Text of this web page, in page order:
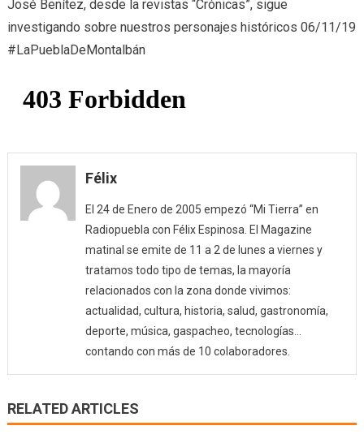
José Benítez, desde la revistas “Crónicas”, sigue
investigando sobre nuestros personajes históricos 06/11/19
#LaPueblaDeMontalbán
Félix
El 24 de Enero de 2005 empezó “Mi Tierra” en
Radiopuebla con Félix Espinosa. El Magazine
matinal se emite de 11 a 2 de lunes a viernes y
tratamos todo tipo de temas, la mayoría
relacionados con la zona donde vivimos:
actualidad, cultura, historia, salud, gastronomía,
deporte, música, gaspacheo, tecnologías…
contando con más de 10 colaboradores.
RELATED ARTICLES